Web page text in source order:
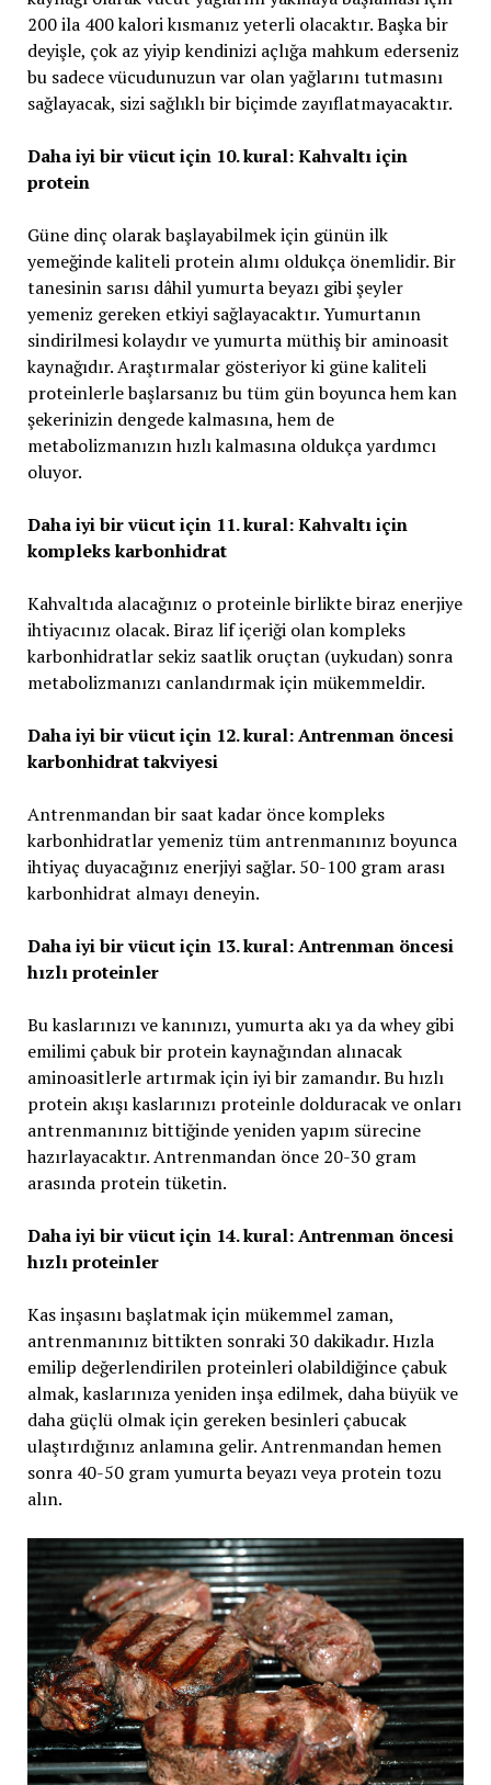
200 ila 400 kalori kısmanız yeterli olacaktır. Başka bir
deyişle, çok az yiyip kendinizi açlığa mahkum ederseniz
bu sadece vücudunuzun var olan yağlarını tutmasını
sağlayacak, sizi sağlıklı bir biçimde zayıflatmayacaktır.
Daha iyi bir vücut için 10. kural: Kahvaltı için
protein
Güne dinç olarak başlayabilmek için günün ilk
yemeğinde kaliteli protein alımı oldukça önemlidir. Bir
tanesinin sarısı dâhil yumurta beyazı gibi şeyler
yemeniz gereken etkiyi sağlayacaktır. Yumurtanın
sindirilmesi kolaydır ve yumurta müthiş bir aminoasit
kaynağıdır. Araştırmalar gösteriyor ki güne kaliteli
proteinlerle başlarsanız bu tüm gün boyunca hem kan
şekerinizin dengede kalmasına, hem de
metabolizmanızın hızlı kalmasına oldukça yardımcı
oluyor.
Daha iyi bir vücut için 11. kural: Kahvaltı için
kompleks karbonhidrat
Kahvaltıda alacağınız o proteinle birlikte biraz enerjiye
ihtiyacınız olacak. Biraz lif içeriği olan kompleks
karbonhidratlar sekiz saatlik oruçtan (uykudan) sonra
metabolizmanızı canlandırmak için mükemmeldir.
Daha iyi bir vücut için 12. kural: Antrenman öncesi
karbonhidrat takviyesi
Antrenmandan bir saat kadar önce kompleks
karbonhidratlar yemeniz tüm antrenmanınız boyunca
ihtiyaç duyacağınız enerjiyi sağlar. 50-100 gram arası
karbonhidrat almayı deneyin.
Daha iyi bir vücut için 13. kural: Antrenman öncesi
hızlı proteinler
Bu kaslarınızı ve kanınızı, yumurta akı ya da whey gibi
emilimi çabuk bir protein kaynağından alınacak
aminoasitlerle artırmak için iyi bir zamandır. Bu hızlı
protein akışı kaslarınızı proteinle dolduracak ve onları
antrenmanınız bittiğinde yeniden yapım sürecine
hazırlayacaktır. Antrenmandan önce 20-30 gram
arasında protein tüketin.
Daha iyi bir vücut için 14. kural: Antrenman öncesi
hızlı proteinler
Kas inşasını başlatmak için mükemmel zaman,
antrenmanınız bittikten sonraki 30 dakikadır. Hızla
emilip değerlendirilen proteinleri olabildiğince çabuk
almak, kaslarınıza yeniden inşa edilmek, daha büyük ve
daha güçlü olmak için gereken besinleri çabucak
ulaştırdığınız anlamına gelir. Antrenmandan hemen
sonra 40-50 gram yumurta beyazı veya protein tozu
alın.